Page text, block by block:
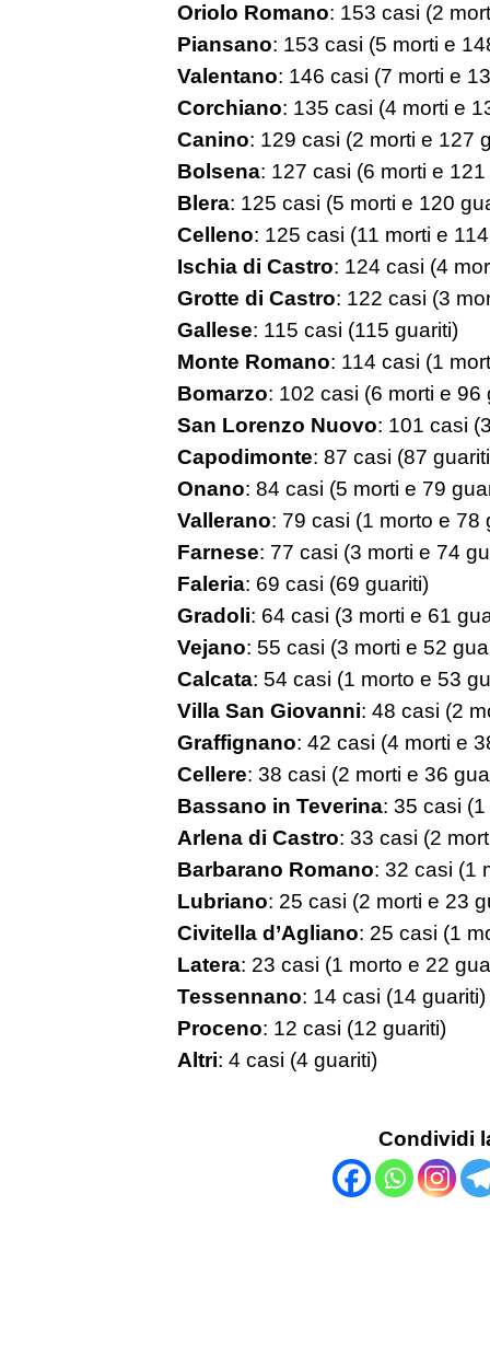
Oriolo Romano: 153 casi (2
Piansano: 153 casi (5 morti e
Valentano: 146 casi (7 morti e
Corchiano: 135 casi (4 morti e
Canino: 129 casi (2 morti e 127
Bolsena: 127 casi (6 morti e
Blera: 125 casi (5 morti e 120
Celleno: 125 casi (11 morti e
Ischia di Castro: 124 casi (4
Grotte di Castro: 122 casi (3
Gallese: 115 casi (115 guariti)
Monte Romano: 114 casi (1
Bomarzo: 102 casi (6 morti e 96
San Lorenzo Nuovo: 101 casi
Capodimonte: 87 casi (87
Onano: 84 casi (5 morti e 79
Vallerano: 79 casi (1 morto e 78
Farnese: 77 casi (3 morti e 74
Faleria: 69 casi (69 guariti)
Gradoli: 64 casi (3 morti e 61
Vejano: 55 casi (3 morti e 52
Calcata: 54 casi (1 morto e 53
Villa San Giovanni: 48 casi (2
Graffignano: 42 casi (4 morti e
Cellere: 38 casi (2 morti e 36
Bassano in Teverina: 35 casi
Arlena di Castro: 33 casi (2
Barbarano Romano: 32 casi (1
Lubriano: 25 casi (2 morti e 23
Civitella d’Agliano: 25 casi (1
Latera: 23 casi (1 morto e 22
Tessennano: 14 casi (14 guariti)
Proceno: 12 casi (12 guariti)
Altri: 4 casi (4 guariti)
Condividi